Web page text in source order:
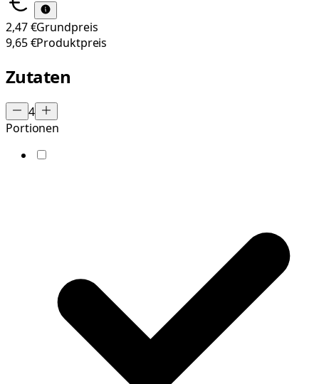
2,47 €Grundpreis
9,65 €Produktpreis
Zutaten
4
Portionen